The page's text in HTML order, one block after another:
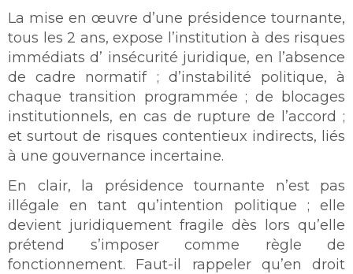
La mise en œuvre d’une présidence tournante,
tous les 2 ans, expose l’institution à des risques
immédiats d’ insécurité juridique, en l’absence
de cadre normatif ; d’instabilité politique, à
chaque transition programmée ; de blocages
institutionnels, en cas de rupture de l’accord ;
et surtout de risques contentieux indirects, liés
à une gouvernance incertaine.
En clair, la présidence tournante n’est pas
illégale en tant qu’intention politique ; elle
devient juridiquement fragile dès lors qu’elle
prétend s’imposer comme règle de
fonctionnement. Faut-il rappeler qu’en droit